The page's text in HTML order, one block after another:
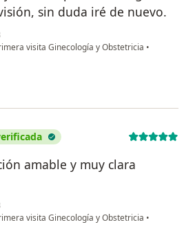
sin duda iré de nuevo.
visita Ginecología y Obstetricia •
Nungaray
amable y muy clara
visita Ginecología y Obstetricia •